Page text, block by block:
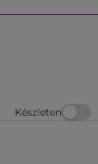
Készleten